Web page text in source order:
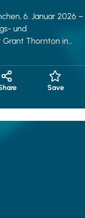
6. Januar 2026 –
und
Grant Thornton in
Save